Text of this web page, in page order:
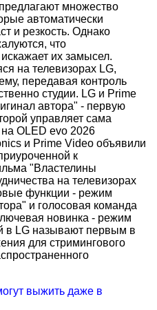
множество
автоматически
и резкость. Однако
что
их замысел.
на телевизорах LG,
передавая контроль
студии. LG и Prime
автора" - первую
управляет сама
на OLED evo 2026
и Prime Video объявили
к
"Властелины
на телевизорах
функции - режим
и голосовая команда
новинка - режим
в LG называют первым в
для стримингового
выжить даже в